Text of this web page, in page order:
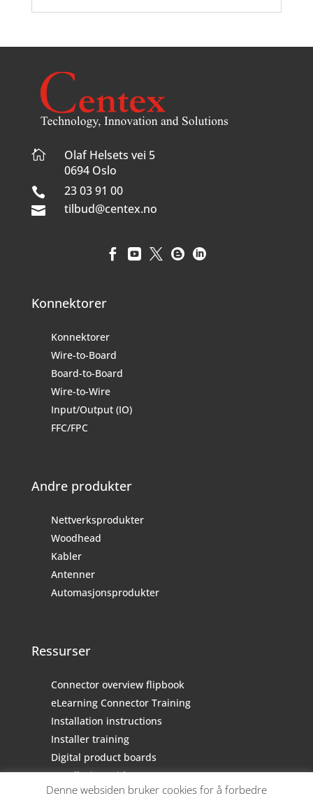

Olaf Helsets vei 5
0694 Oslo
 23 03 91 00
 tilbud@centex.no
    
Konnektorer
Konnektorer
Wire-to-Board
Board-to-Board
Wire-to-Wire
Input/Output (IO)
FFC/FPC
Andre produkter
Nettverksprodukter
Woodhead
Kabler
Antenner
Automasjonsprodukter
Ressurser
Connector overview flipbook
eLearning Connector Training
Installation instructions
Installer training
Digital product boards
Installasjonguide
Råd for fiberrengjøring
Denne websiden bruker cookies for å forbedre